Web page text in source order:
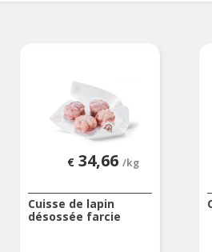
€ 34,66 /kg
Cuisse de lapin
désossée farcie